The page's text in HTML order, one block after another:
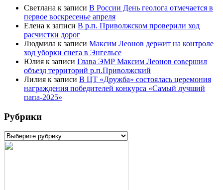
Светлана к записи В России День геолога отмечается в
первое воскресенье апреля
Елена к записи В р.п. Приволжском проверили ход
расчистки дорог
Людмила к записи Максим Леонов держит на контроле
ход уборки снега в Энгельсе
Юлия к записи Глава ЭМР Максим Леонов совершил
объезд территорий р.п.Приволжский
Лилия к записи В ЦТ «Дружба» состоялась церемония
награждения победителей конкурса «Самый лучший
папа-2025»
Рубрики
Рубрики